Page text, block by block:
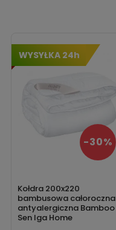
WYSYŁKA 24h
Kołdra 200x220
bambusowa całoroczna
antyalergiczna Bamboo
Sen Iga Home
-30%